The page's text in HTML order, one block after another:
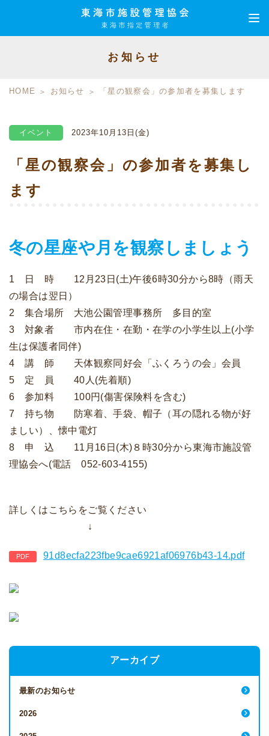
お知らせ
HOME お知らせ 「星の観察会」の参加者を募集します
イベント 2023年10月13日(金)
「星の観察会」の参加者を募集し
ます
冬の星座や月を観察しましょう
1 日 時 12月23日(土)午後6時30分から8時（雨天
の場合は翌日）
2 集合場所 大池公園管理事務所 多目的室
3 対象者 市内在住・在勤・在学の小学生以上(小学
生は保護者同伴)
4 講 師 天体観察同好会「ふくろうの会」会員
5 定 員 40人(先着順)
6 参加料 100円(傷害保険料を含む)
7 持ち物 防寒着、手袋、帽子（耳の隠れる物が好
ましい）、懐中電灯
8 申 込 11月16日(木)８時30分から東海市施設管
理協会へ(電話 052-603-4155)
詳しくはこちらをご覧ください
↓
91d8ecfa223fbe9cae6921af06976b43-14.pdf
アーカイブ
最新のお知らせ
2026